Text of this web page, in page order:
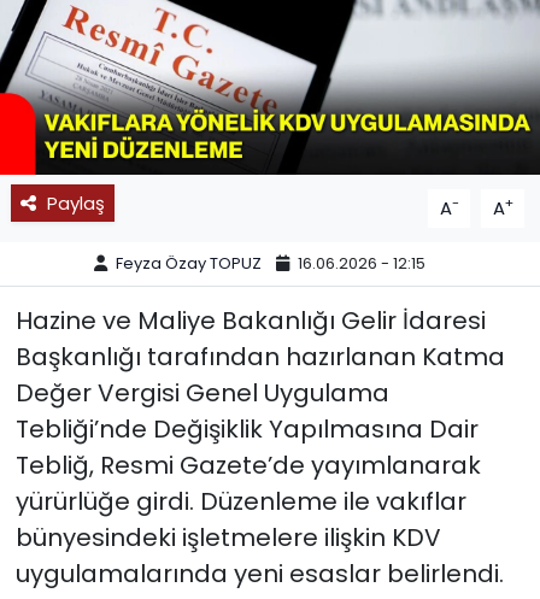
Paylaş A- A+
Feyza Özay TOPUZ 16.06.2026 - 12:15
Hazine ve Maliye Bakanlığı Gelir İdaresi
Başkanlığı tarafından hazırlanan Katma
Değer Vergisi Genel Uygulama
Tebliği’nde Değişiklik Yapılmasına Dair
Tebliğ, Resmi Gazete’de yayımlanarak
yürürlüğe girdi. Düzenleme ile vakıflar
bünyesindeki işletmelere ilişkin KDV
uygulamalarında yeni esaslar belirlendi.
11:11 MANŞET